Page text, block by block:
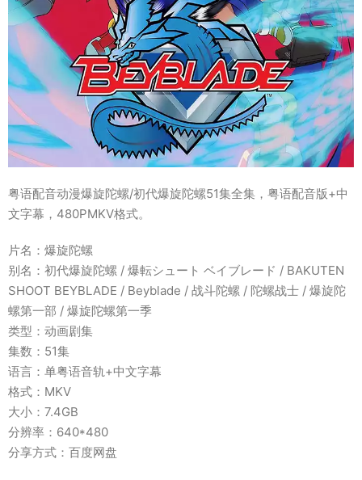
粤语配音动漫爆旋陀螺/初代爆旋陀螺51集全集，粤语配音版+中
文字幕，480PMKV格式。
片名：爆旋陀螺
别名：初代爆旋陀螺 / 爆転シュート ベイブレード / BAKUTEN
SHOOT BEYBLADE / Beyblade / 战斗陀螺 / 陀螺战士 / 爆旋陀
螺第一部 / 爆旋陀螺第一季
类型：动画剧集
集数：51集
语言：单粤语音轨+中文字幕
格式：MKV
大小：7.4GB
分辨率：640*480
分享方式：百度网盘